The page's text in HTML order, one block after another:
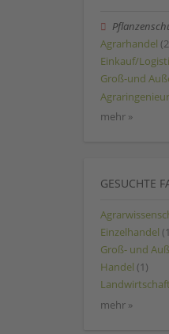
Agrarhandel
Einkauf/
Groß-und
Agraringenieur
mehr »
GESUCHTE
Einzelhandel
Groß- und
Handel (1)
Landwirtschaft
mehr »